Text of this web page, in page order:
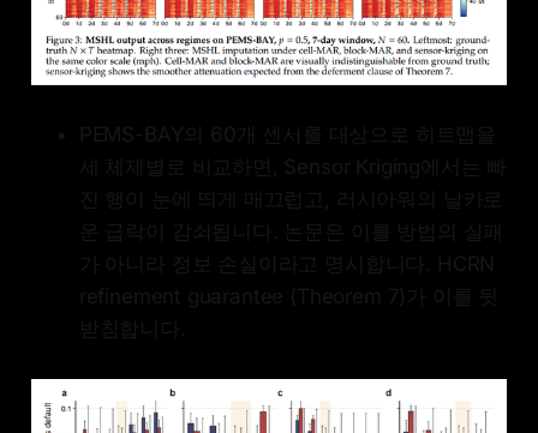
PEMS-BAY의 60개 센서를 대상으로 히트맵을
세 체제별로 비교하면, Sensor Kriging에서는 빠
진 행이 눈에 띄게 매끄럽고, 러시아워의 날카로
운 급락이 감쇠됩니다. 논문은 이를 방법의 실패
가 아니라 정보 손실이라고 명시합니다. HCRN
refinement guarantee (Theorem 7)가 이를 뒷
받침합니다.